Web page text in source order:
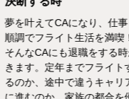
夢を叶えてCAになり、仕事も
順調でフライト生活を満喫！
そんなCAにも退職をする時が
きます。定年までフライトす
るのか、途中で違うキャリア